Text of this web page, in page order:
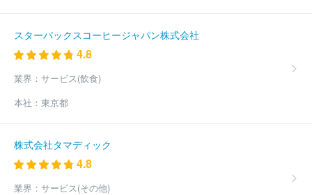
スターバックスコーヒージャパン株式会社
4.8
業界： サービス(飲食)
本社： 東京都
株式会社タマディック
4.8
業界： サービス(その他)